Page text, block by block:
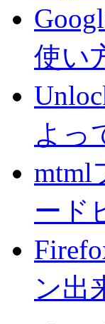
使い
よっ
mtml
ード
ン出